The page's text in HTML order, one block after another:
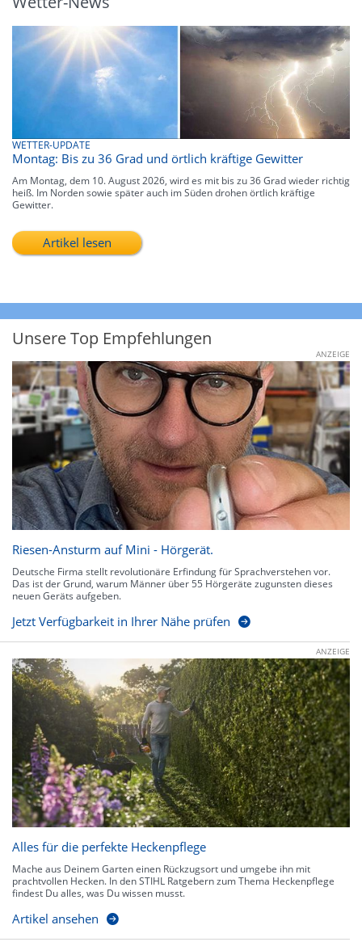
WETTER-UPDATE
Montag: Bis zu 36 Grad und örtlich kräftige Gewitter
Am Montag, dem 10. August 2026, wird es mit bis zu 36 Grad wieder richtig
heiß. Im Norden sowie später auch im Süden drohen örtlich kräftige
Gewitter.
Artikel lesen
Unsere Top Empfehlungen
ANZEIGE
Riesen-Ansturm auf Mini - Hörgerät.
Deutsche Firma stellt revolutionäre Erfindung für Sprachverstehen vor.
Das ist der Grund, warum Männer über 55 Hörgeräte zugunsten dieses
neuen Geräts aufgeben.
Jetzt Verfügbarkeit in Ihrer Nähe prüfen
ANZEIGE
Alles für die perfekte Heckenpflege
Mache aus Deinem Garten einen Rückzugsort und umgebe ihn mit
prachtvollen Hecken. In den STIHL Ratgebern zum Thema Heckenpflege
findest Du alles, was Du wissen musst.
Artikel ansehen